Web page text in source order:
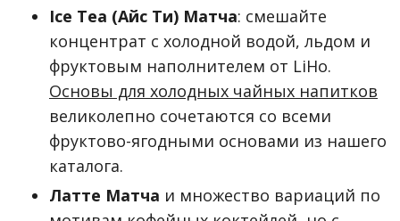
Ice Tea (Айс Ти) Матча: смешайте
концентрат с холодной водой, льдом и
фруктовым наполнителем от LiHo.
Основы для холодных чайных напитков
великолепно сочетаются со всеми
фруктово-ягодными основами из нашего
каталога.
Латте Матча и множество вариаций по